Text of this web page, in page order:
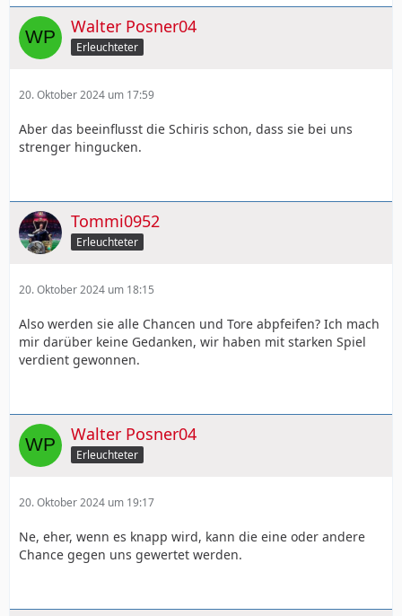
Walter Posner04
Erleuchteter
20. Oktober 2024 um 17:59
Aber das beeinflusst die Schiris schon, dass sie bei uns
strenger hingucken.
Tommi0952
Erleuchteter
20. Oktober 2024 um 18:15
Also werden sie alle Chancen und Tore abpfeifen? Ich mach
mir darüber keine Gedanken, wir haben mit starken Spiel
verdient gewonnen.
Walter Posner04
Erleuchteter
20. Oktober 2024 um 19:17
Ne, eher, wenn es knapp wird, kann die eine oder andere
Chance gegen uns gewertet werden.